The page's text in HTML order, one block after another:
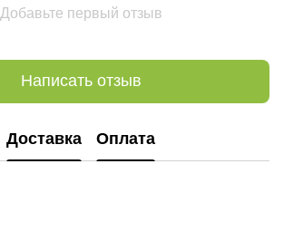
Добавьте первый отзыв
Написать отзыв
Доставка Оплата